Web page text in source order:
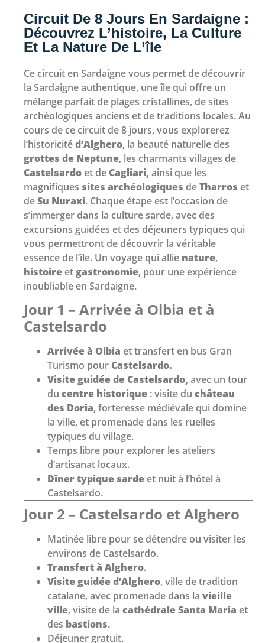
Circuit De 8 Jours En Sardaigne :
Découvrez L’histoire, La Culture
Et La Nature De L’île
Ce circuit en Sardaigne vous permet de découvrir
la Sardaigne authentique, une île qui offre un
mélange parfait de plages cristallines, de sites
archéologiques anciens et de traditions locales. Au
cours de ce circuit de 8 jours, vous explorerez
l’historicitéd’Alghero, la beauté naturelle des
grottes de Neptune, les charmants villages de
Castelsardoet de Cagliari, ainsi que les
magnifiques sites archéologiques deTharros et
deSu Nuraxi. Chaque étape est l’occasion de
s’immerger dans la culture sarde, avec des
excursions guidées et des déjeuners typiques qui
vous permettront de découvrir la véritable
essence de l’île. Un voyage qui allie nature,
histoireet gastronomie, pour une expérience
inoubliable en Sardaigne.
Jour 1 – Arrivée à Olbia et à
Castelsardo
Arrivée à Olbia et transfert en bus Gran
Turismo pour Castelsardo.
Visite guidée de Castelsardo, avec un tour
du centre historique : visite du château
des Doria, forteresse médiévale qui domine
la ville, et promenade dans les ruelles
typiques du village.
Temps libre pour explorer les ateliers
d’artisanat locaux.
Dîner typique sardeet nuit à l’hôtel à
Castelsardo.
Jour 2 – Castelsardo et Alghero
Matinée libre pour se détendre ou visiter les
environs de Castelsardo.
Transfert à Alghero.
Visite guidée d’Alghero, ville de tradition
catalane, avec promenade dans la vieille
ville, visite de la cathédrale Santa Maria et
des bastions.
Déjeuner gratuit.